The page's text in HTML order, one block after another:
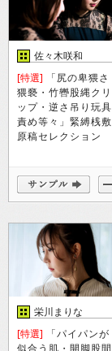
佐々木咲和
[特選] 「尻の卑猥さ
猥褻・竹轡股縄クリ
ップ・逆さ吊り玩具
責め等々」緊縛桟敷
原稿セレクション
栄川まりな
[特選] 「パイパンが
似合う肌・開脚股間